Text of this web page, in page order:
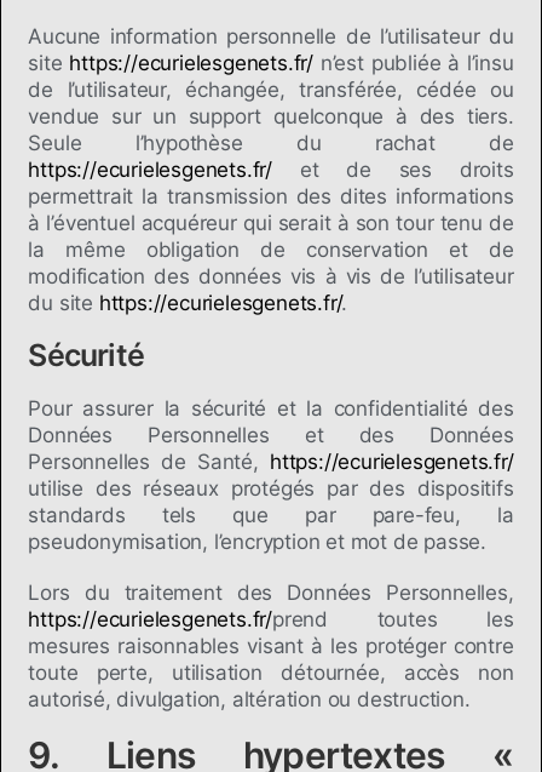
Aucune information personnelle de l’utilisateur du
site https://ecurielesgenets.fr/ n’est publiée à l’insu
de l’utilisateur, échangée, transférée, cédée ou
vendue sur un support quelconque à des tiers.
Seule l’hypothèse du rachat de
https://ecurielesgenets.fr/ et de ses droits
permettrait la transmission des dites informations
à l’éventuel acquéreur qui serait à son tour tenu de
la même obligation de conservation et de
modification des données vis à vis de l’utilisateur
du site https://ecurielesgenets.fr/.
Sécurité
Pour assurer la sécurité et la confidentialité des
Données Personnelles et des Données
Personnelles de Santé, https://ecurielesgenets.fr/
utilise des réseaux protégés par des dispositifs
standards tels que par pare-feu, la
pseudonymisation, l’encryption et mot de passe.
Lors du traitement des Données Personnelles,
https://ecurielesgenets.fr/prend toutes les
mesures raisonnables visant à les protéger contre
toute perte, utilisation détournée, accès non
autorisé, divulgation, altération ou destruction.
9. Liens hypertextes «